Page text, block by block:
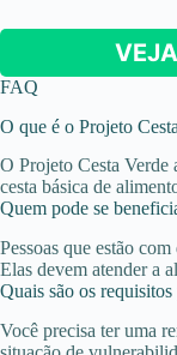
FAQ
O que é o Projeto
O Projeto Cesta Verde
cesta básica de
Quem pode se
Pessoas que estão
Elas devem atender a
Quais são os
Você precisa ter uma